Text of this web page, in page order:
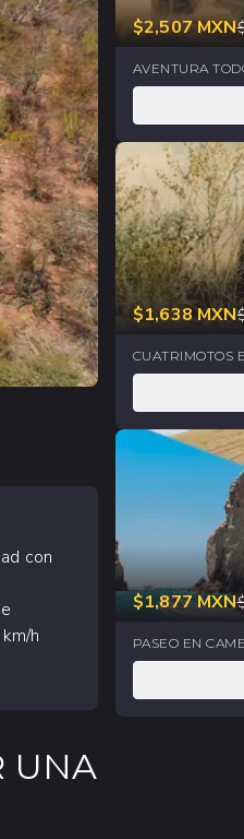
con
h
UNA
$2,507MXN
AVENTURA
$1,638 MXN
CUATRIMOTOS
$1,877MXN
PASEO EN